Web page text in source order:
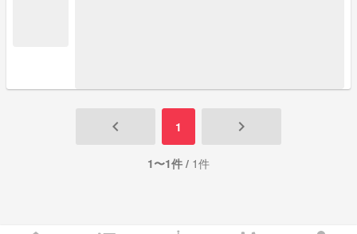
keyboard_arrow_left 1 keyboard_arrow_right
1〜1件 / 1件